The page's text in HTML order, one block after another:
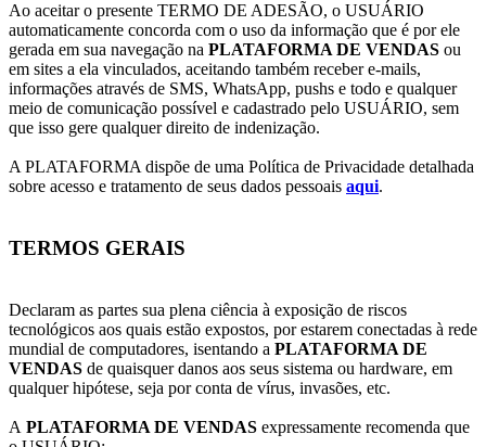
Ao aceitar o presente TERMO DE ADESÃO, o USUÁRIO
automaticamente concorda com o uso da informação que é por ele
gerada em sua navegação na PLATAFORMA DE VENDAS ou
em sites a ela vinculados, aceitando também receber e-mails,
informações através de SMS, WhatsApp, pushs e todo e qualquer
meio de comunicação possível e cadastrado pelo USUÁRIO, sem
que isso gere qualquer direito de indenização.
A PLATAFORMA dispõe de uma Política de Privacidade detalhada
sobre acesso e tratamento de seus dados pessoais aqui.
TERMOS GERAIS
Declaram as partes sua plena ciência à exposição de riscos
tecnológicos aos quais estão expostos, por estarem conectadas à rede
mundial de computadores, isentando a PLATAFORMA DE
VENDAS de quaisquer danos aos seus sistema ou hardware, em
qualquer hipótese, seja por conta de vírus, invasões, etc.
A PLATAFORMA DE VENDAS expressamente recomenda que